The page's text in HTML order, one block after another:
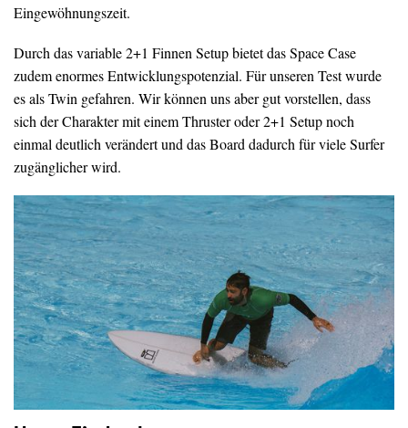
Eingewöhnungszeit.
Durch das variable 2+1 Finnen Setup bietet das Space Case
zudem enormes Entwicklungspotenzial. Für unseren Test wurde
es als Twin gefahren. Wir können uns aber gut vorstellen, dass
sich der Charakter mit einem Thruster oder 2+1 Setup noch
einmal deutlich verändert und das Board dadurch für viele Surfer
zugänglicher wird.